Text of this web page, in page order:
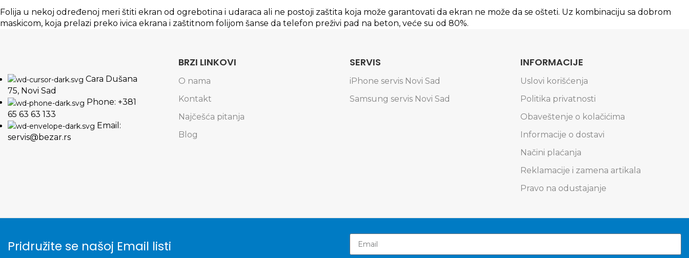
Folija u nekoj određenoj meri štiti ekran od ogrebotina i udaraca ali ne postoji zaštita koja može garantovati da ekran ne može da se ošteti. Uz kombinaciju sa dobrom
maskicom, koja prelazi preko ivica ekrana i zaštitnom folijom šanse da telefon preživi pad na beton, veće su od 80%.
Cara Dušana
75, Novi Sad
Phone: +381
65 63 63 133
Email:
servis@bezar.rs
BRZI LINKOVI
O nama
Kontakt
Najčešća pitanja
Blog
SERVIS
iPhone servis Novi Sad
Samsung servis Novi Sad
INFORMACIJE
Uslovi korišćenja
Politika privatnosti
Obaveštenje o kolačićima
Informacije o dostavi
Načini plaćanja
Reklamacije i zamena artikala
Pravo na odustajanje
Pridružite se našoj Email listi